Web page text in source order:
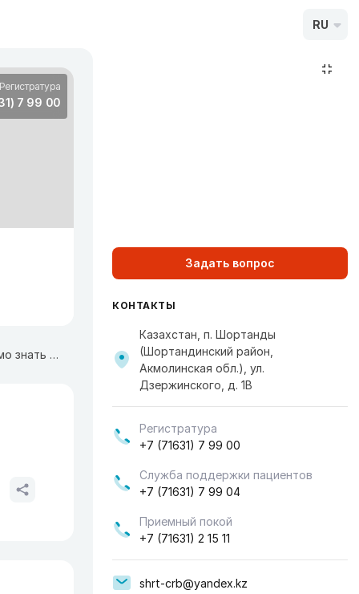
RU
Регистратура
7 99 00
Коронавирусная инфекция: все что необходимо знать каждому
Задать вопрос
КОНТАКТЫ
Казахстан, п. Шортанды
(Шортандинский район,
Акмолинская обл.), ул.
Дзержинского, д. 1В
Регистратура
+7 (71631) 7 99 00
Служба поддержки пациентов
+7 (71631) 7 99 04
Приемный покой
+7 (71631) 2 15 11
shrt-crb@yandex.kz